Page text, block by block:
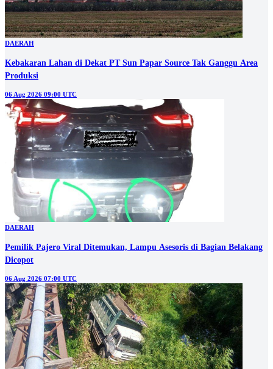
DAERAH
Kebakaran Lahan di Dekat PT Sun Papar Source Tak Ganggu Area
Produksi
06 Aug 2026 09:00 UTC
DAERAH
Pemilik Pajero Viral Ditemukan, Lampu Asesoris di Bagian Belakang
Dicopot
06 Aug 2026 07:00 UTC